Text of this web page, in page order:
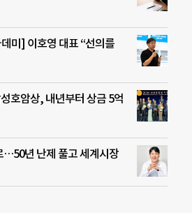
미] 이호영 대표 “선의를
호암상, 내년부터 상금 5억
…50년 난제 풀고 세계시장